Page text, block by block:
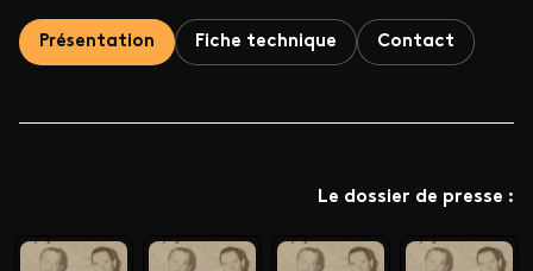
Présentation Fiche technique Contact
Le dossier de presse :